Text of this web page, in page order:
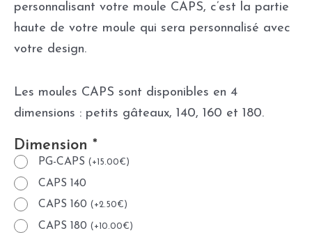
personnalisant votre moule CAPS, c’est la partie
haute de votre moule qui sera personnalisé avec
votre design.
Les moules CAPS sont disponibles en 4
dimensions : petits gâteaux, 140, 160 et 180.
Dimension *
PG-CAPS ( + 15.00€ )
CAPS 140
CAPS 160 ( +2.50€ )
CAPS 180 ( + 10.00€ )